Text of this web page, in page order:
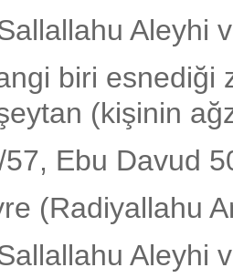
Aleyhi
biri esnediği
(kişinin
Ebu Davud
(Radiyallahu
Aleyhi